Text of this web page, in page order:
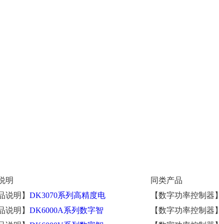
明
说明】 DK3070系列高精度电
说明】 DK6000A系列数字智
同类产品
【数字功率控制器】
【数字功率控制器】